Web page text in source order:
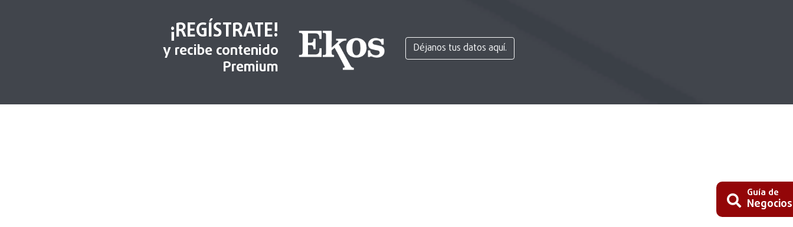
¡REGÍSTRATE!
y recibe contenido
Premium
Déjanos tus datos aquí.
Guía de